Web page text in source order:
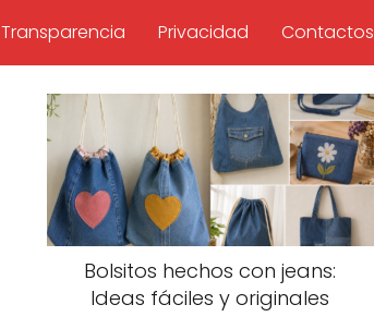
Transparencia Privacidad Contactos
Bolsitos hechos con jeans:
Ideas fáciles y originales